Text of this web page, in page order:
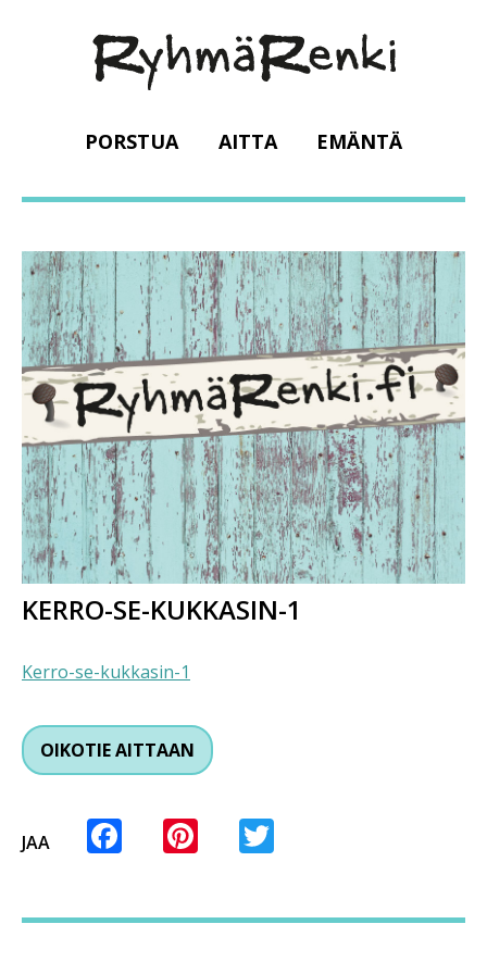
PORSTUA AITTA EMÄNTÄ
KERRO-SE-KUKKASIN-1
Kerro-se-kukkasin-1
OIKOTIE AITTAAN
JAA Facebook
Pinterest